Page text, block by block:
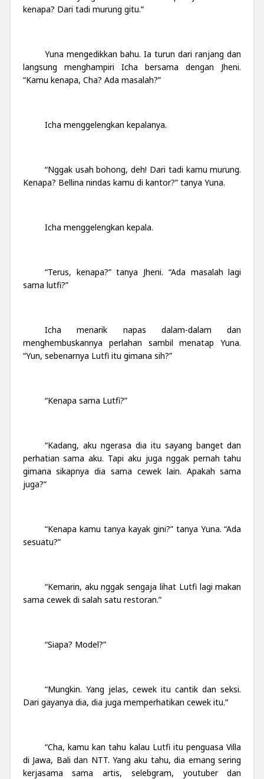
kenapa? Dari tadi murung gitu.”
Yuna mengedikkan bahu. Ia turun dari ranjang dan
langsung menghampiri Icha bersama dengan Jheni.
“Kamu kenapa, Cha? Ada masalah?”
Icha menggelengkan kepalanya.
“Nggak usah bohong, deh! Dari tadi kamu murung.
Kenapa? Bellina nindas kamu di kantor?” tanya Yuna.
Icha menggelengkan kepala.
“Terus, kenapa?” tanya Jheni. “Ada masalah lagi
sama lutfi?”
Icha menarik napas dalam-dalam dan
menghembuskannya perlahan sambil menatap Yuna.
“Yun, sebenarnya Lutfi itu gimana sih?”
“Kenapa sama Lutfi?”
“Kadang, aku ngerasa dia itu sayang banget dan
perhatian sama aku. Tapi aku juga nggak pernah tahu
gimana sikapnya dia sama cewek lain. Apakah sama
juga?”
“Kenapa kamu tanya kayak gini?” tanya Yuna. “Ada
sesuatu?”
“Kemarin, aku nggak sengaja lihat Lutfi lagi makan
sama cewek di salah satu restoran.”
“Siapa? Model?”
“Mungkin. Yang jelas, cewek itu cantik dan seksi.
Dari gayanya dia, dia juga memperhatikan cewek itu.”
“Cha, kamu kan tahu kalau Lutfi itu penguasa Villa
di Jawa, Bali dan NTT. Yang aku tahu, dia emang sering
kerjasama sama artis, selebgram, youtuber dan